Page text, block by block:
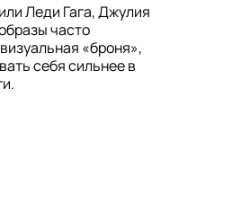
Леди Гага, Джулия
часто
«броня»,
себя сильнее в